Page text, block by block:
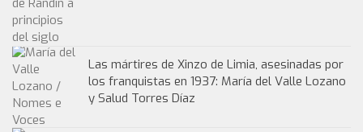
Las mártires de Xinzo de Limia, asesinadas por
los franquistas en 1937: María del Valle Lozano
y Salud Torres Díaz